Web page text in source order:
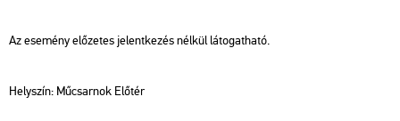
Az ese­mény elő­ze­tes je­lent­ke­zés nél­kül lá­to­gat­ha­tó.
Hely­szín: Mű­csar­nok Elő­tér